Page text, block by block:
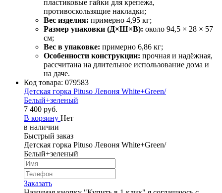
пластиковые гайки для крепежа,
противоскользящие накладки;
Вес изделия: примерно 4,95 кг;
Размер упаковки (Д×Ш×В): около 94,5 × 28 × 57
см;
Вес в упаковке: примерно 6,86 кг;
Особенности конструкции: прочная и надёжная,
рассчитана на длительное использование дома и
на даче.
Код товара: 079583
Детская горка Pituso Левоня White+Green/
Белый+зеленый
7 400 руб.
В корзину Нет
в наличии
Быстрый заказ
Детская горка Pituso Левоня White+Green/
Белый+зеленый
Заказать